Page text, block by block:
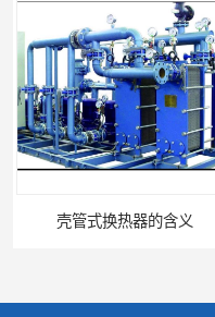
壳管式换热器的含义